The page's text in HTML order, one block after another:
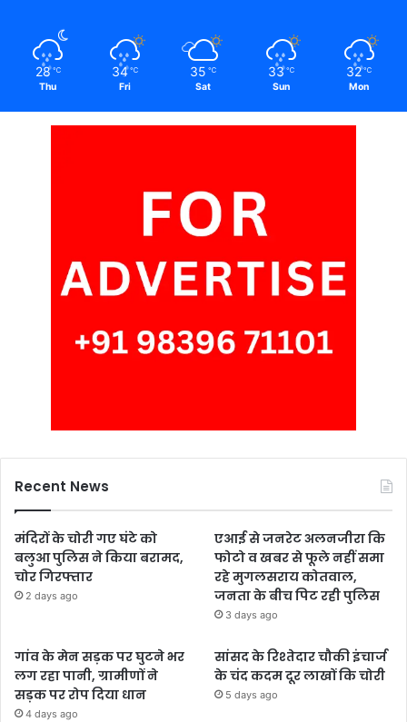
28 ℃
Thu
34 ℃
Fri
35 ℃
Sat
33 ℃
Sun
32 ℃
Mon
Recent News
मंदिरों के चोरी गए घंटे को
बलुआ पुलिस ने किया बरामद,
चोर गिरफ्तार
2 days ago
एआई से जनरेट अलनजीरा कि
फोटो व खबर से फूले नहीं समा
रहे मुगलसराय कोतवाल,
जनता के बीच पिट रही पुलिस
3 days ago
गांव के मेन सड़क पर घुटने भर
लग रहा पानी, ग्रामीणों ने
सड़क पर रोप दिया धान
4 days ago
सांसद के रिश्तेदार चौकी इंचार्ज
के चंद कदम दूर लाखों कि चोरी
5 days ago